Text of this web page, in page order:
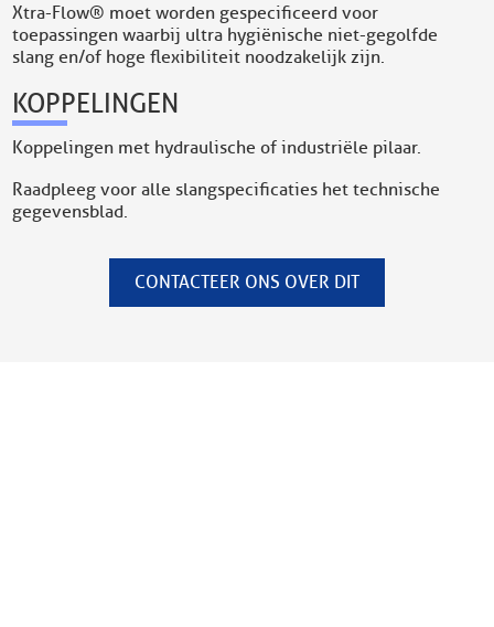
Xtra-Flow® moet worden gespecificeerd voor
toepassingen waarbij ultra hygiënische niet-gegolfde
slang en/of hoge flexibiliteit noodzakelijk zijn.
KOPPELINGEN
Koppelingen met hydraulische of industriële pilaar.
Raadpleeg voor alle slangspecificaties het technische
gegevensblad.
CONTACTEER ONS OVER DIT